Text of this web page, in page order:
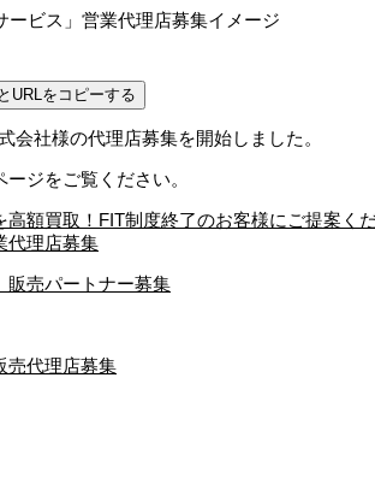
URLをコピーする
会社様の代理店募集を開始しました。
ジをご覧ください。
高額買取！FIT制度終了のお客様にご提案く
代理店募集
販売パートナー募集
売代理店募集